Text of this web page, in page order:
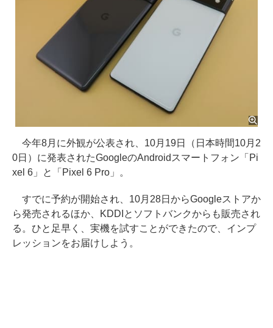
今年8月に外観が公表され、10月19日（日本時間10月2
0日）に発表されたGoogleのAndroidスマートフォン「Pi
xel 6」と「Pixel 6 Pro」。
すでに予約が開始され、10月28日からGoogleストアか
ら発売されるほか、KDDIとソフトバンクからも販売され
る。ひと足早く、実機を試すことができたので、インプ
レッションをお届けしよう。